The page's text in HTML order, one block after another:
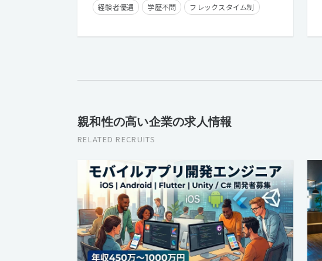
経験者優遇
学歴不問 フレックスタイム制
親和性の高い企業の求人情報
RELATED RECRUITS